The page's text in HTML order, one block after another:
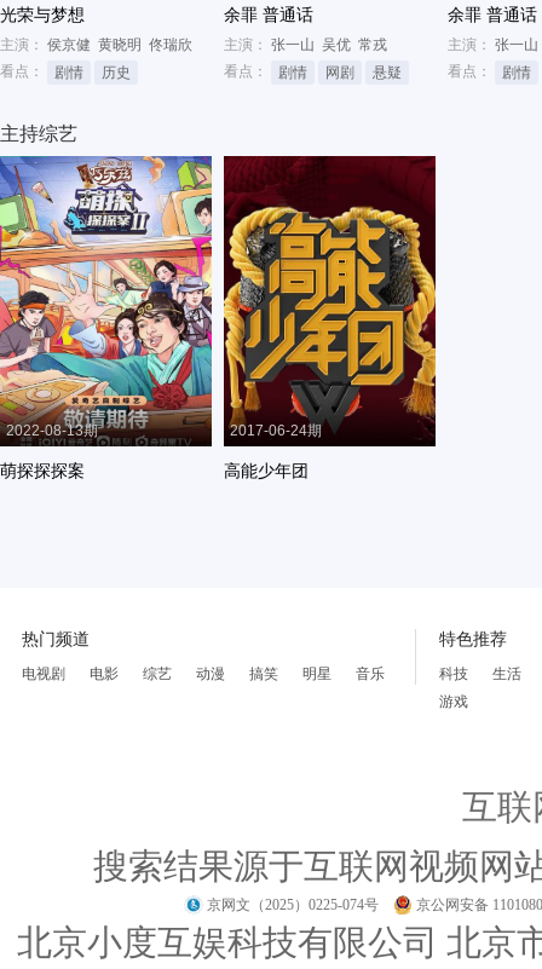
光荣与梦想
主演： 侯京健 黄晓明 佟瑞欣
看点：
剧情 历史
余罪 普通话
主演： 张一山 吴优 常戎
看点：
剧情 网剧 悬疑
余罪 普通话
主演： 张一山
看点：
剧情
主持综艺
2022-08-13期
萌探探探案
2017-06-24期
高能少年团
热门频道
电视剧 电影 综艺 动漫 搞笑 明星 音乐
特色推荐
科技
生活
游戏
互联
搜索结果源于互联网视频网
京网文（2025）0225-074号 京公网安备
北京小度互娱科技有限公司 北京